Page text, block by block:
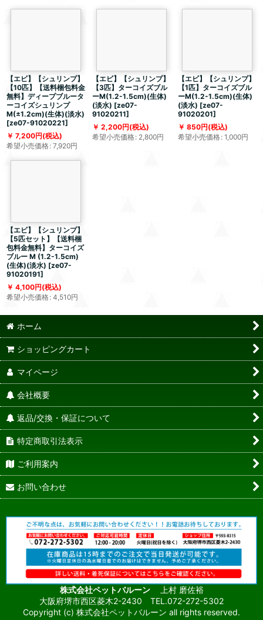
【エビ】【シュリンプ】
【10匹】【送料梱包料金
無料】ディープブルータ
ーコイズシュリンプ
M(±1.2cm)(生体)(淡水)
[ze07-91020221]
7,200円(税込)
希望小売価格: 7,920円
【エビ】【シュリンプ】
【3匹】ターコイズブル
ーM(1.2-1.5cm)(生体)
(淡水) [ze07-
91020211]
2,200円(税込)
希望小売価格: 2,800円
【エビ】【シュリンプ】
【1匹】ターコイズブル
ーM(1.2-1.5cm)(生体)
(淡水) [ze07-
91020201]
850円(税込)
希望小売価格: 1,000円
【エビ】【シュリンプ】
【5匹セット】【送料梱
包料金無料】ターコイズ
ブルー M (1.2-1.5cm)
(生体)(淡水) [ze07-
91020191]
4,100円(税込)
希望小売価格: 4,510円
ホーム
ショッピングカート
マイページ
会社概要
返品/交換・保証について
特定商取引法表示
ご利用案内
お問い合わせ
株式会社ペットバルーン
上村 磨佐裕
大阪府堺市西区菱木2-2430 TEL.072-272-5302
Copyright (c) 株式会社ペットバルーン all rights reserved.